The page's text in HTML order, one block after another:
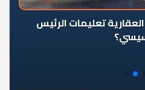
تعليمات الرئيس